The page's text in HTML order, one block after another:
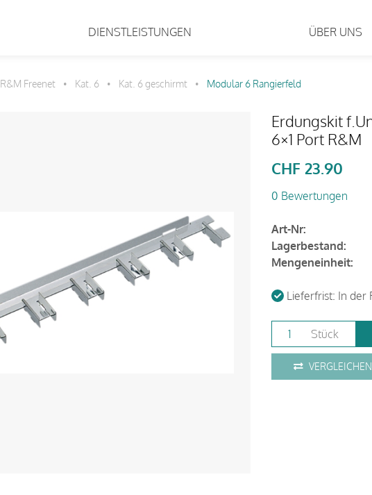
DIENSTLEISTUNGEN ÜBER UNS
R&M Freenet • Kat. 6 • Kat. 6 geschirmt • Modular 6 Rangierfeld
Erdungskit
6×1 Port R&M
CHF 23.90
0 Bewertungen
Art-Nr:
Lagerbestand:
Mengeneinheit:
Lieferfrist: In der
Stück
VERGLEICHEN